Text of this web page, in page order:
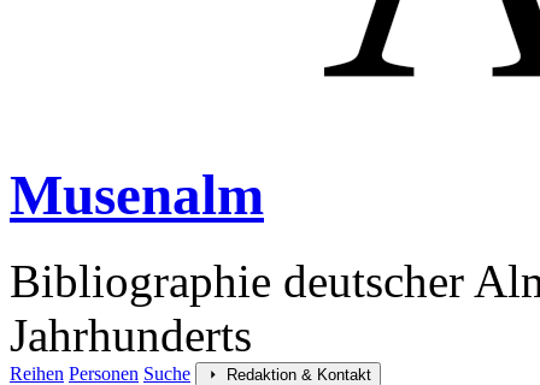
Musenalm
Bibliographie deutscher
Jahrhunderts
Reihen Personen Suche Redaktion & Kontakt